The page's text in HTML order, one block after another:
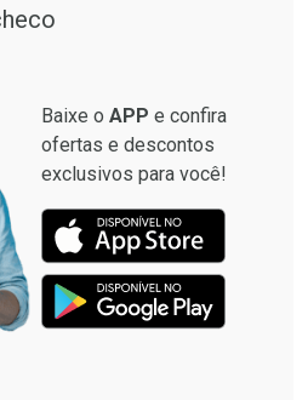
Baixe o APP e confira
ofertas e descontos
exclusivos para você!